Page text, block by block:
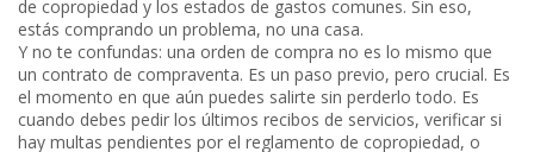
de copropiedad y los estados de gastos comunes. Sin eso,
estás comprando un problema, no una casa.
Y no te confundas: una orden de compra no es lo mismo que
un contrato de compraventa. Es un paso previo, pero crucial. Es
el momento en que aún puedes salirte sin perderlo todo. Es
cuando debes pedir los últimos recibos de servicios, verificar si
hay multas pendientes por el reglamento de copropiedad, o